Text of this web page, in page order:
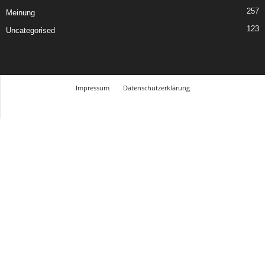
Meinung 257
Uncategorised 123
Impressum
Datenschutzerklärung